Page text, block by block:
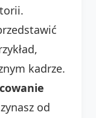
kadrze.
od